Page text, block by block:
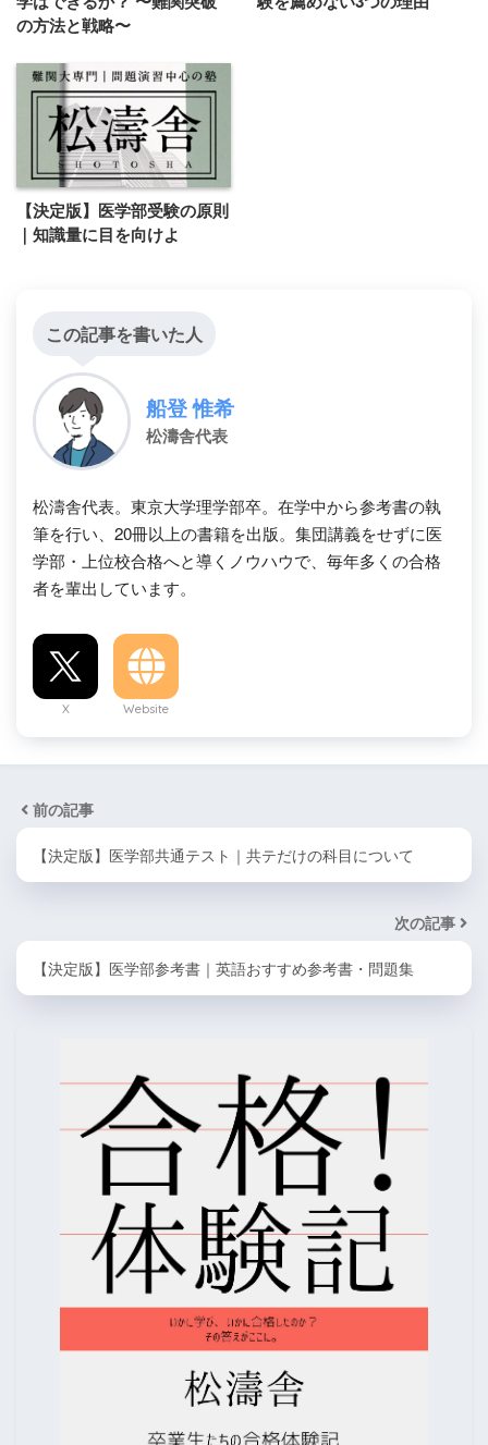
の方法と戦略〜
【決定版】医学部受験の原則
｜知識量に目を向けよ
この記事を書いた人
船登 惟希
松濤舎代表
松濤舎代表。東京大学理学部卒。在学中から参考書の執
筆を行い、20冊以上の書籍を出版。集団講義をせずに医
学部・上位校合格へと導くノウハウで、毎年多くの合格
者を輩出しています。
X Website
前の記事
【決定版】医学部共通テスト｜共テだけの科目について
次の記事
【決定版】医学部参考書｜英語おすすめ参考書・問題集